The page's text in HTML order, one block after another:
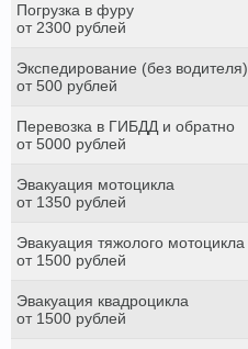
Погрузка в фуру
от 2300 рублей
Экспедирование (без водителя)
от 500 рублей
Перевозка в ГИБДД и обратно
от 5000 рублей
Эвакуация мотоцикла
от 1350 рублей
Эвакуация тяжолого мотоцикла
от 1500 рублей
Эвакуация квадроцикла
от 1500 рублей